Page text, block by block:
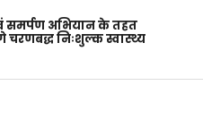
समर्पण अभियान के तहत
निःशुल्क स्वास्थ्य